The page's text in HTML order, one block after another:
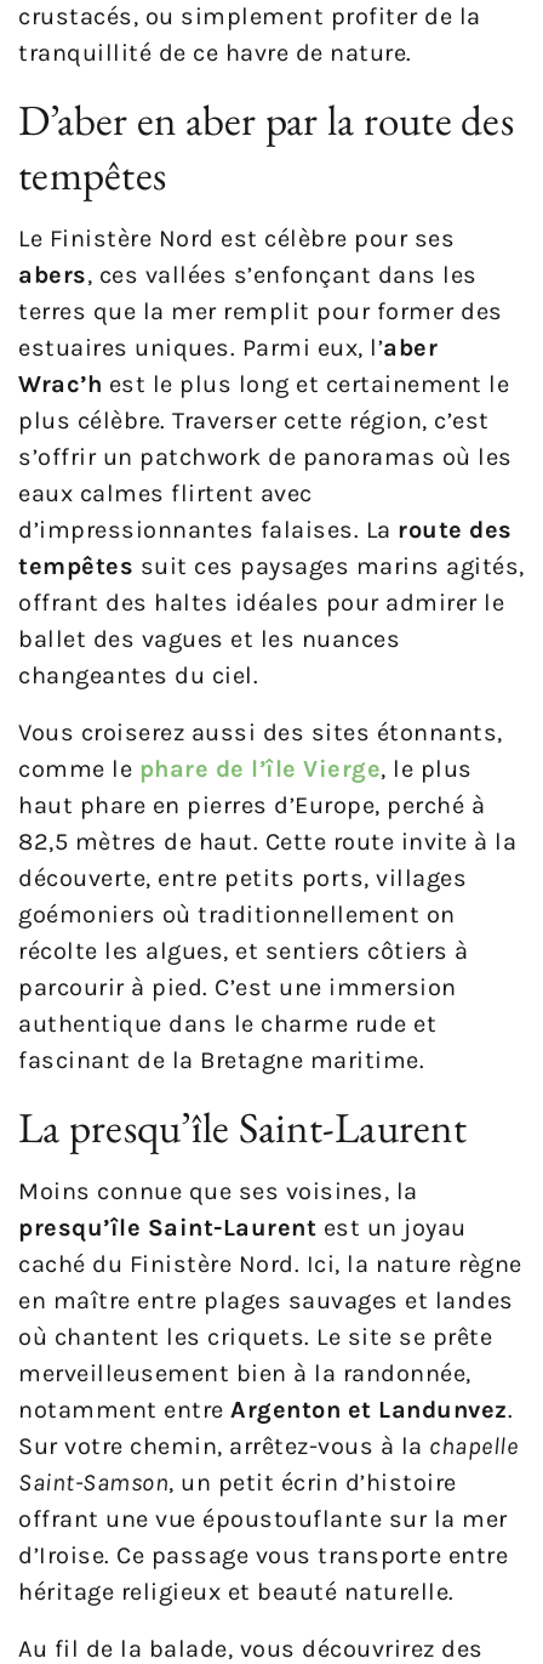
crustacés, ou simplement profiter de la
tranquillité de ce havre de nature.
D’aber en aber par la route des
tempêtes
Le Finistère Nord est célèbre pour ses
abers, ces vallées s’enfonçant dans les
terres que la mer remplit pour former des
estuaires uniques. Parmi eux, l’aber
Wrac’h est le plus long et certainement le
plus célèbre. Traverser cette région, c’est
s’offrir un patchwork de panoramas où les
eaux calmes flirtent avec
d’impressionnantes falaises. La route des
tempêtes suit ces paysages marins agités,
offrant des haltes idéales pour admirer le
ballet des vagues et les nuances
changeantes du ciel.
Vous croiserez aussi des sites étonnants,
comme le phare de l’île Vierge, le plus
haut phare en pierres d’Europe, perché à
82,5 mètres de haut. Cette route invite à la
découverte, entre petits ports, villages
goémoniers où traditionnellement on
récolte les algues, et sentiers côtiers à
parcourir à pied. C’est une immersion
authentique dans le charme rude et
fascinant de la Bretagne maritime.
La presqu’île Saint-Laurent
Moins connue que ses voisines, la
presqu’île Saint-Laurent est un joyau
caché du Finistère Nord. Ici, la nature règne
en maître entre plages sauvages et landes
où chantent les criquets. Le site se prête
merveilleusement bien à la randonnée,
notamment entre Argenton et Landunvez.
Sur votre chemin, arrêtez-vous à la chapelle
Saint-Samson, un petit écrin d’histoire
offrant une vue époustouflante sur la mer
d’Iroise. Ce passage vous transporte entre
héritage religieux et beauté naturelle.
Au fil de la balade, vous découvrirez des